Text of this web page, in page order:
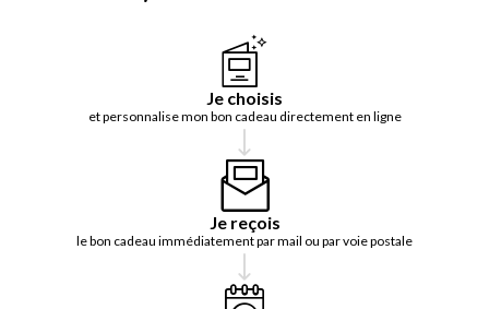
Je choisis
et personnalise mon bon cadeau directement en ligne
Je reçois
le bon cadeau immédiatement par mail ou par voie postale